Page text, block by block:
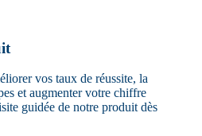
vos taux de réussite, la
et augmenter votre chiffre
guidée de notre produit dès